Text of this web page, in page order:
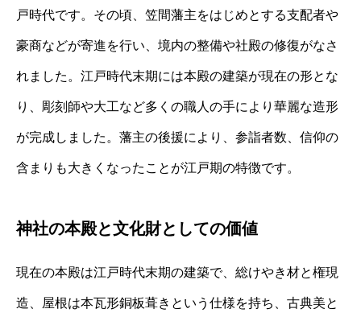
戸時代です。その頃、笠間藩主をはじめとする支配者や
豪商などが寄進を行い、境内の整備や社殿の修復がなさ
れました。江戸時代末期には本殿の建築が現在の形とな
り、彫刻師や大工など多くの職人の手により華麗な造形
が完成しました。藩主の後援により、参詣者数、信仰の
含まりも大きくなったことが江戸期の特徴です。
神社の本殿と文化財としての価値
現在の本殿は江戸時代末期の建築で、総けやき材と権現
造、屋根は本瓦形銅板葺きという仕様を持ち、古典美と